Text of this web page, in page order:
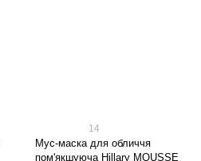
14
Мус-маска для обличчя
пом'якшуюча Hillary MOUSSE